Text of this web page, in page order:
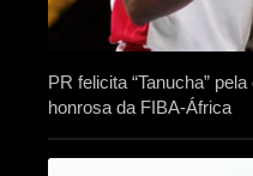
PR felicita “Tanucha”
honrosa da FIBA-África